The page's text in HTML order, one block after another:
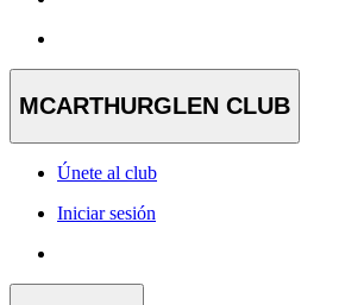
MCARTHURGLEN CLUB
Únete al club
Iniciar sesión